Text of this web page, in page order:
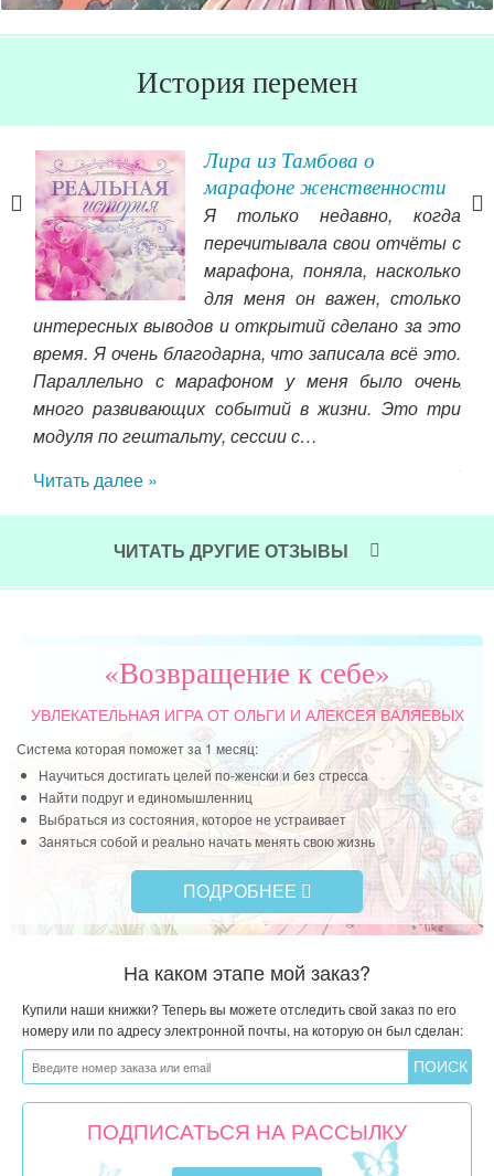
История перемен
Лира из Тамбова о
марафоне женственности
Я только недавно, когда
перечитывала свои отчёты с
марафона, поняла, насколько
для меня он важен, столько
интересных выводов и открытий сделано за это
время. Я очень благодарна, что записала всё это.
Параллельно с марафоном у меня было очень
много развивающих событий в жизни. Это три
модуля по гештальту, сессии с…
Читать далее »
ЧИТАТЬ ДРУГИЕ ОТЗЫВЫ
«Возвращение к себе»
УВЛЕКАТЕЛЬНАЯ ИГРАОТ ОЛЬГИ И АЛЕКСЕЯ ВАЛЯЕВЫХ
Система которая поможет за 1 месяц:
Научиться достигать целей по-женски и без стресса
Найти подруг и единомышленниц
Выбраться из состояния, которое не устраивает
Заняться собой и реально начать менять свою жизнь
ПОДРОБНЕЕ
На каком этапе мой заказ?
Купили наши книжки? Теперь вы можете отследить свой заказ по его
номеру или по адресу электронной почты, на которую он был сделан:
ПОДПИСАТЬСЯ НА РАССЫЛКУ